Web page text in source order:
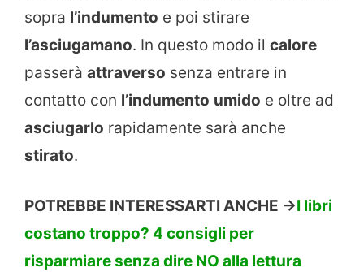
sopra l’indumento e poi stirare
l’asciugamano. In questo modo il calore
passerà attraverso senza entrare in
contatto con l’indumento umido e oltre ad
asciugarlo rapidamente sarà anche
stirato.
POTREBBE INTERESSARTI ANCHE ->I libri
costano troppo? 4 consigli per
risparmiare senza dire NO alla lettura